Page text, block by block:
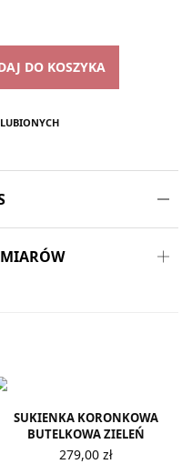
DO KOSZYKA
SUKIENKA KORONKOWA
BUTELKOWA ZIELEŃ
279,00 zł